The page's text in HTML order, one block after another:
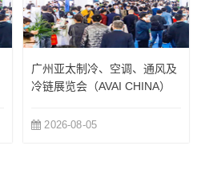
广州亚太制冷、空调、通风及
冷链展览会（AVAI CHINA）
2026-08-05